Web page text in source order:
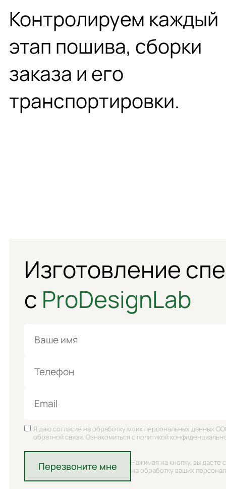
Контролируем каждый
этап пошива, сборки
заказа и его
транспортировки.
Изготовление
с ProDesignLab
Я даю согласие на обработку моих персональных данных
обратной связи. Ознакомиться с политикой
Перезвоните мне
Нажимая на кнопку, вы даете
на обработку ваших